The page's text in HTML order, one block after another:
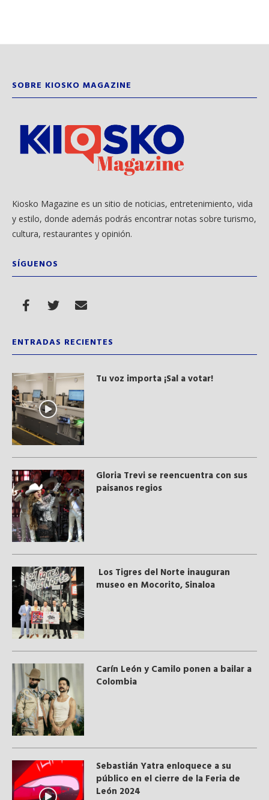
SOBRE KIOSKO MAGAZINE
Kiosko Magazine es un sitio de noticias, entretenimiento, vida
y estilo, donde además podrás encontrar notas sobre turismo,
cultura, restaurantes y opinión.
SÍGUENOS
ENTRADAS RECIENTES
Tu voz importa ¡Sal a votar!
Gloria Trevi se reencuentra con sus
paisanos regios
Los Tigres del Norte inauguran
museo en Mocorito, Sinaloa
Carín León y Camilo ponen a bailar a
Colombia
Sebastián Yatra enloquece a su
público en el cierre de la Feria de
León 2024